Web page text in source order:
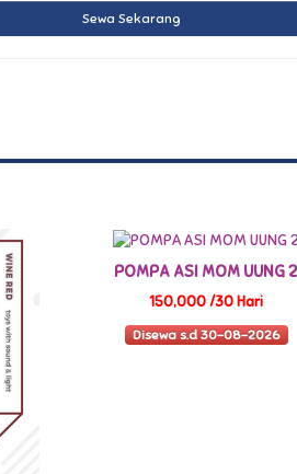
POMPA ASI MOM UUNG 2
150,000 /30 Hari
Disewa s.d 30-08-2026